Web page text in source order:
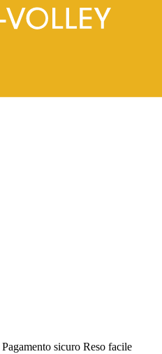
Pagamento sicuro Reso facile